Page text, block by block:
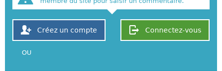
Connectez-vous
Créez un compte
OU